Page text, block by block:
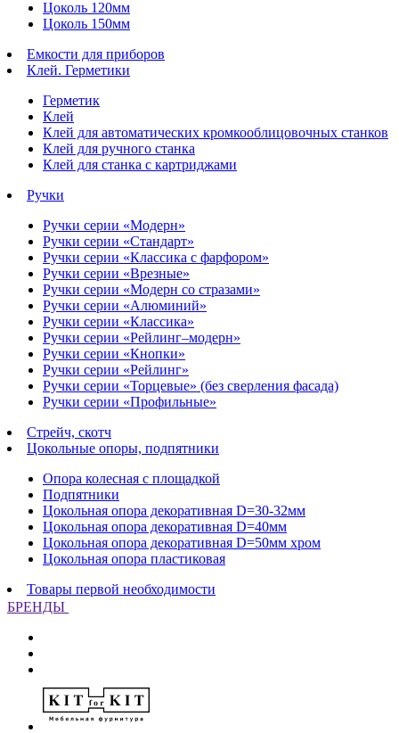
Цоколь 120мм
Цоколь 150мм
Емкости для приборов
Клей. Герметики
Герметик
Клей
Клей для автоматических кромкооблицовочных станков
Клей для ручного станка
Клей для станка с картриджами
Ручки
Ручки серии «Модерн»
Ручки серии «Стандарт»
Ручки серии «Классика с фарфором»
Ручки серии «Врезные»
Ручки серии «Модерн со стразами»
Ручки серии «Алюминий»
Ручки серии «Классика»
Ручки серии «Рейлинг–модерн»
Ручки серии «Кнопки»
Ручки серии «Рейлинг»
Ручки серии «Торцевые» (без сверления фасада)
Ручки серии «Профильные»
Стрейч, скотч
Цокольные опоры, подпятники
Опора колесная с площадкой
Подпятники
Цокольная опора декоративная D=30-32мм
Цокольная опора декоративная D=40мм
Цокольная опора декоративная D=50мм хром
Цокольная опора пластиковая
Товары первой необходимости
БРЕНДЫ